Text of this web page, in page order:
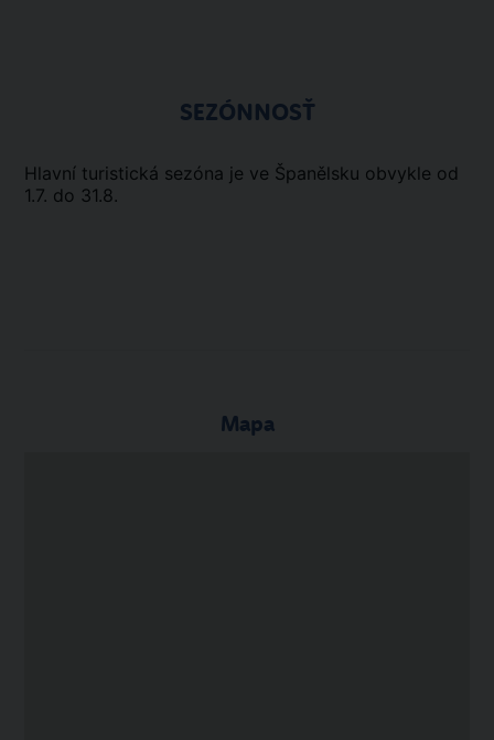
SEZÓNNOSŤ
Hlavní turistická sezóna je ve Španělsku obvykle od
1.7. do 31.8.
Mapa